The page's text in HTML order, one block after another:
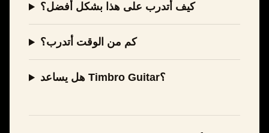
كيف أتدرب على هذا بشكل أفضل؟
كم من الوقت أتدرب؟
هل يساعد Timbro Guitar؟